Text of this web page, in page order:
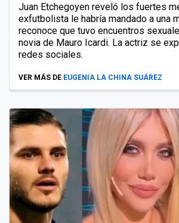
Juan Etchegoyen reveló los fuertes
exfutbolista le habría mandado a una
reconoce que tuvo encuentros
novia de Mauro Icardi. La actriz se
redes sociales.
VER MÁS DE EUGENIA LA CHINA SUÁREZ